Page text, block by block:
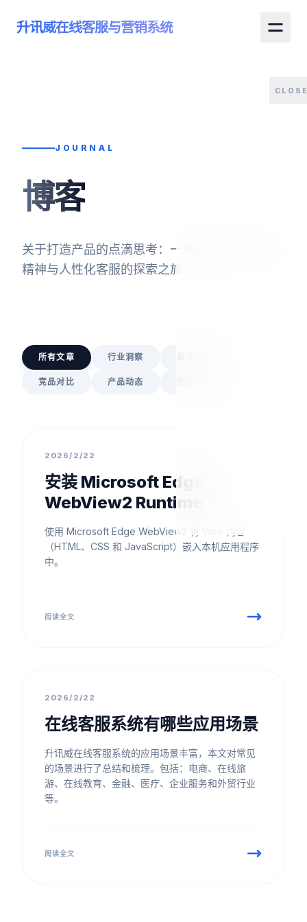
升讯威在线客服与营销系统
JOURNAL
博客
关于打造产品的点滴思考：一场程序代码、职业
精神与人性化客服的探索之旅。
所有文章 行业洞察
竞品对比 产品动态
产品动态
2026/2/22
安装 Microsoft Edge
WebView2 Runtime
使用 Microsoft Edge WebView2 将 Web 内容
（HTML、CSS 和 JavaScript）嵌入本机应用程序
中。
阅读全文
行业洞察
2026/2/22
在线客服系统有哪些应用场景
升讯威在线客服系统的应用场景丰富，本文对常见
的场景进行了总结和梳理。包括：电商、在线旅
游、在线教育、金融、医疗、企业服务和外贸行业
等。
阅读全文